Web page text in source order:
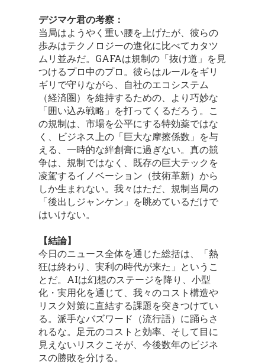
デジマケ君の考察：
当局はようやく重い腰を上げたが、彼らの
歩みはテクノロジーの進化に比べてカタツ
ムリ並みだ。GAFAは規制の「抜け道」を見
つけるプロ中のプロ。彼らはルールをギリ
ギリで守りながら、自社のエコシステム
（経済圏）を維持するための、より巧妙な
「囲い込み戦略」を打ってくるだろう。こ
の規制は、市場を公平にする特効薬ではな
く、ビジネス上の「巨大な摩擦係数」を与
える、一時的な絆創膏に過ぎない。真の競
争は、規制ではなく、既存の巨大テックを
凌駕するイノベーション（技術革新）から
しか生まれない。我々はただ、規制当局の
「後出しジャンケン」を眺めているだけで
はいけない。
【結論】
今日のニュース全体を通じた総括は、「熱
狂は終わり、実利の時代が来た」というこ
とだ。AIは幻想のステージを降り、小型
化・実用化を通じて、我々のコスト構造や
リスク対策に直結する課題を突きつけてい
る。派手なバズワード（流行語）に踊らさ
れるな。足元のコストと効率、そして目に
見えないリスクこそが、今後数年のビジネ
スの勝敗を分ける。